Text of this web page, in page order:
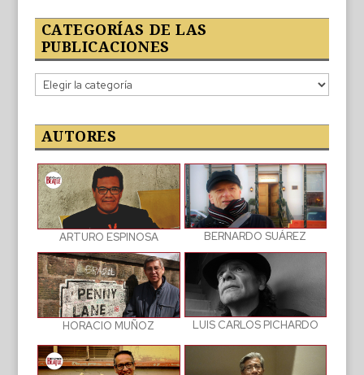
CATEGORÍAS DE LAS
PUBLICACIONES
Categorías
de
publicaciones
AUTORES
ARTURO ESPINOSA BERNARDO SUÁREZ
HORACIO MUÑOZ LUIS CARLOS PICHARDO